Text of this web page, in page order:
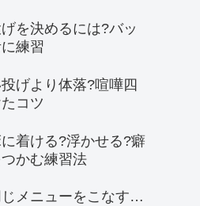
を決めるには?バッ
練習
げより体落?喧嘩四
コツ
着ける?浮かせる?癖
かむ練習法
メニューをこなす…